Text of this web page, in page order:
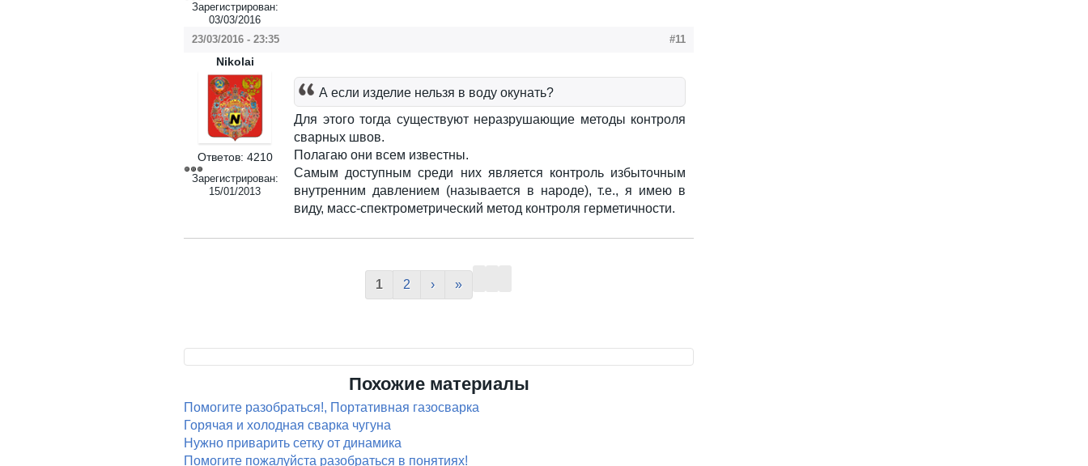
Зарегистрирован:
03/03/2016
23/03/2016 - 23:35 #11
Nikolai
Ответов: 4210
Зарегистрирован:
15/01/2013
А если изделие нельзя в воду окунать?
Для этого тогда существуют неразрушающие методы контроля
сварных швов.
Полагаю они всем известны.
Самым доступным среди них является контроль избыточным
внутренним давлением (называется в народе), т.е., я имею в
виду, масс-спектрометрический метод контроля герметичности.
1 2 › »
Похожие материалы
Помогите разобраться!, Портативная газосварка
Горячая и холодная сварка чугуна
Нужно приварить сетку от динамика
Помогите пожалуйста разобраться в понятиях!